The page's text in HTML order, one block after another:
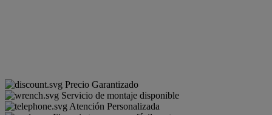
Precio Garantizado
Servicio de montaje disponible
Atención Personalizada